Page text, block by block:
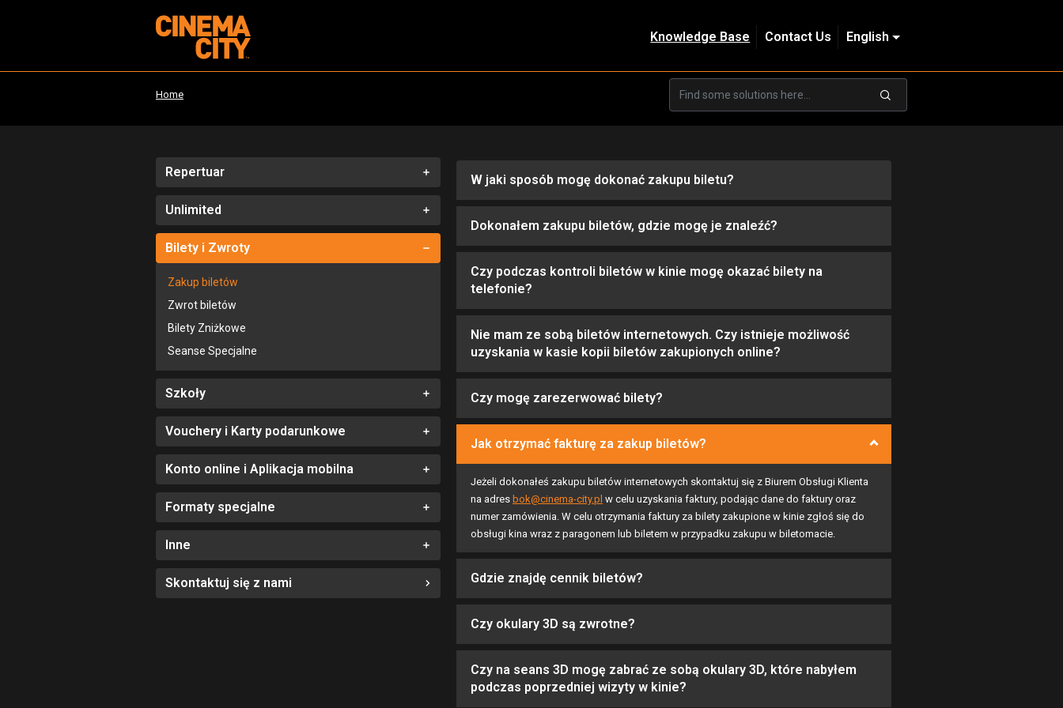
Knowledge Base Contact Us English
Home
Repertuar
Unlimited
Bilety i Zwroty
Zakup biletów
Zwrot biletów
Bilety Zniżkowe
Seanse Specjalne
Szkoły
Vouchery i Karty podarunkowe
Konto online i Aplikacja mobilna
Formaty specjalne
Inne
Skontaktuj się z nami
W jaki sposób mogę dokonać zakupu biletu?
Dokonałem zakupu biletów, gdzie mogę je znaleźć?
Czy podczas kontroli biletów w kinie mogę okazać bilety na
telefonie?
Nie mam ze sobą biletów internetowych. Czy istnieje możliwość
uzyskania w kasie kopii biletów zakupionych online?
Czy mogę zarezerwować bilety?
Jak otrzymać fakturę za zakup biletów?
Jeżeli dokonałeś zakupu biletów internetowych skontaktuj się z Biurem Obsługi Klienta
na adres bok@cinema-city.pl w celu uzyskania faktury, podając dane do faktury oraz
numer zamówienia. W celu otrzymania faktury za bilety zakupione w kinie zgłoś się do
obsługi kina wraz z paragonem lub biletem w przypadku zakupu w biletomacie.
Gdzie znajdę cennik biletów?
Czy okulary 3D są zwrotne?
Czy na seans 3D mogę zabrać ze sobą okulary 3D, które nabyłem
podczas poprzedniej wizyty w kinie?